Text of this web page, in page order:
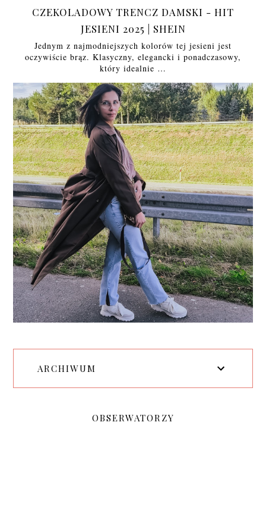
CZEKOLADOWY TRENCZ DAMSKI - HIT
JESIENI 2025 | SHEIN
Jednym z najmodniejszych kolorów tej jesieni jest
oczywiście brąz. Klasyczny, elegancki i ponadczasowy,
który idealnie …
ARCHIWUM
OBSERWATORZY